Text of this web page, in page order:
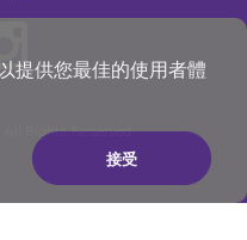
提供您最佳的使用者體
接受
All Rights Reserved